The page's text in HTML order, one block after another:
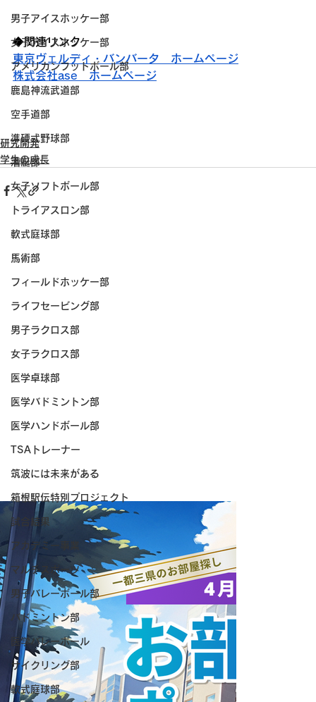
男子アイスホッケー部
女子アイスホッケー部
アメリカンフットボール部
鹿島神流武道部
空手道部
準硬式野球部
漕艇部
女子ソフトボール部
トライアスロン部
軟式庭球部
馬術部
フィールドホッケー部
ライフセービング部
男子ラクロス部
女子ラクロス部
医学卓球部
医学バドミントン部
医学ハンドボール部
TSAトレーナー
筑波には未来がある
箱根駅伝特別プロジェクト
試合結果
アカデミー事業
マルチスポーツ
男子バレーボール部
バドミントン部
医学バレーボール
サイクリング部
軟式庭球部
◆関連リンク
東京ヴェルディ・バンバータ　ホームページ
株式会社ase　ホームページ
研究開発
学生の成長
株式会社アマダナスポーツエンタテインメントと